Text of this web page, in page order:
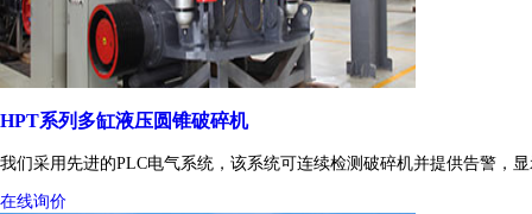
HPT系列多缸液压圆锥破碎机
我们采用先进的PLC电气系统，该系统可连续检测破碎机并提供告警，
在线询价